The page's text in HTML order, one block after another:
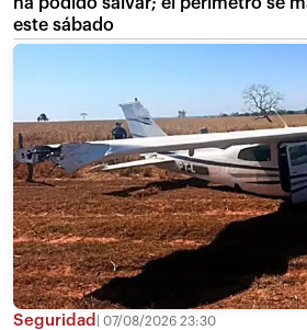
este sábado
Seguridad 07/08/2026 23:30